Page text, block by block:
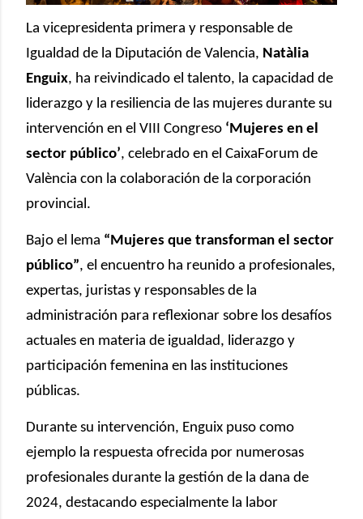
La vicepresidenta primera y responsable de
Igualdad de la Diputación de Valencia, Natàlia
Enguix, ha reivindicado el talento, la capacidad de
liderazgo y la resiliencia de las mujeres durante su
intervención en el VIII Congreso ‘Mujeres en el
sector público’, celebrado en el CaixaForum de
València con la colaboración de la corporación
provincial.
Bajo el lema “Mujeres que transforman el sector
público”, el encuentro ha reunido a profesionales,
expertas, juristas y responsables de la
administración para reflexionar sobre los desafíos
actuales en materia de igualdad, liderazgo y
participación femenina en las instituciones
públicas.
Durante su intervención, Enguix puso como
ejemplo la respuesta ofrecida por numerosas
profesionales durante la gestión de la dana de
2024, destacando especialmente la labor